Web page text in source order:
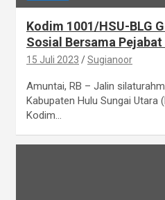
Kodim 1001/HSU-BLG
Sosial Bersama
15 Juli 2023 Sugianoor
Amuntai, RB – Jalin
Kabupaten Hulu Sungai Utara
Kodim…